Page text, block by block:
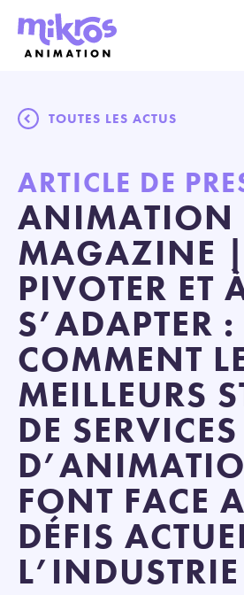
TOUTES LES ACTUS
ARTICLE DE
ANIMATION
MAGAZINE |
PIVOTER ET
S’ADAPTER :
COMMENT
MEILLEURS
DE SERVICES
FONT FACE
DÉFIS
L’INDUSTRIE